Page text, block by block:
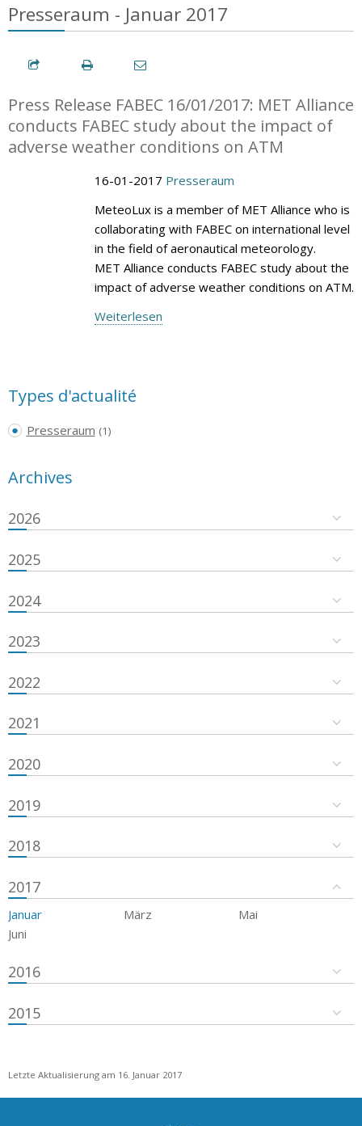
Presseraum - Januar 2017
Press Release FABEC 16/01/2017: MET Alliance
conducts FABEC study about the impact of
adverse weather conditions on ATM
16-01-2017 Presseraum
MeteoLux is a member of MET Alliance who is
collaborating with FABEC on international level
in the field of aeronautical meteorology.
MET Alliance conducts FABEC study about the
impact of adverse weather conditions on ATM.
Weiterlesen
Types d'actualité
Presseraum (1)
Archives
2026
2025
2024
2023
2022
2021
2020
2019
2018
2017
Januar März
Mai
Juni
2016
2015
Letzte Aktualisierung am 16. Januar 2017